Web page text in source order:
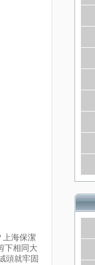
上海保潔
下相同大
頭就牢固